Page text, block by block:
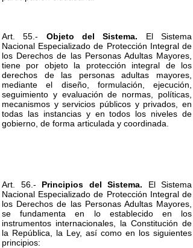
Art. 55.- Objeto del Sistema. El Sistema
Nacional Especializado de Protección Integral de
los Derechos de las Personas Adultas Mayores,
tiene por objeto la protección integral de los
derechos de las personas adultas mayores,
mediante el diseño, formulación, ejecución,
seguimiento y evaluación de normas, políticas,
mecanismos y servicios públicos y privados, en
todas las instancias y en todos los niveles de
gobierno, de forma articulada y coordinada.
Art. 56.- Principios del Sistema. El Sistema
Nacional Especializado de Protección Integral de
los Derechos de las Personas Adultas Mayores,
se fundamenta en lo establecido en los
instrumentos internacionales, la Constitución de
la República, la Ley, así como en los siguientes
principios: